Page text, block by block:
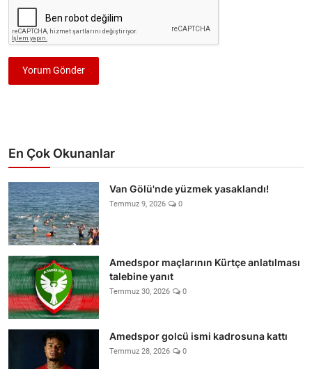
Yorum Gönder
En Çok Okunanlar
Van Gölü'nde yüzmek yasaklandı!
Temmuz 9, 2026 0
Amedspor maçlarının Kürtçe anlatılması
talebine yanıt
Temmuz 30, 2026 0
Amedspor golcü ismi kadrosuna kattı
Temmuz 28, 2026 0